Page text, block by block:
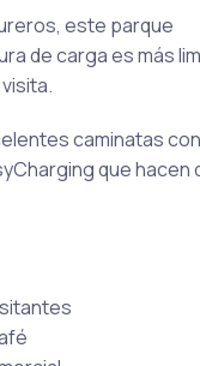
este parque
de carga es más
caminatas con
que hacen